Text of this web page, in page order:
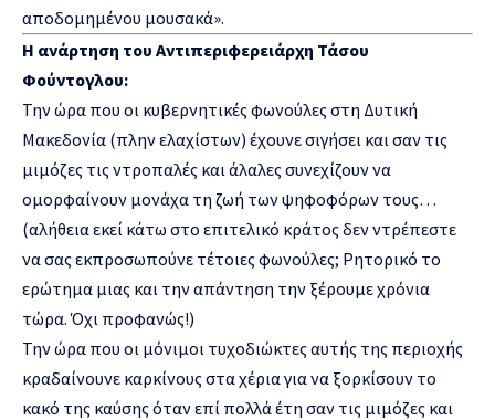
αποδομημένου μουσακά».
Η ανάρτηση του Αντιπεριφερειάρχη Τάσου
Φούντογλου:
Την ώρα που οι κυβερνητικές φωνούλες στη Δυτική
Μακεδονία (πλην ελαχίστων) έχουνε σιγήσει και σαν τις
μιμόζες τις ντροπαλές και άλαλες συνεχίζουν να
ομορφαίνουν μονάχα τη ζωή των ψηφοφόρων τους…
(αλήθεια εκεί κάτω στο επιτελικό κράτος δεν ντρέπεστε
να σας εκπροσωπούνε τέτοιες φωνούλες; Ρητορικό το
ερώτημα μιας και την απάντηση την ξέρουμε χρόνια
τώρα. Όχι προφανώς!)
Την ώρα που οι μόνιμοι τυχοδιώκτες αυτής της περιοχής
κραδαίνουνε καρκίνους στα χέρια για να ξορκίσουν το
κακό της καύσης όταν επί πολλά έτη σαν τις μιμόζες και